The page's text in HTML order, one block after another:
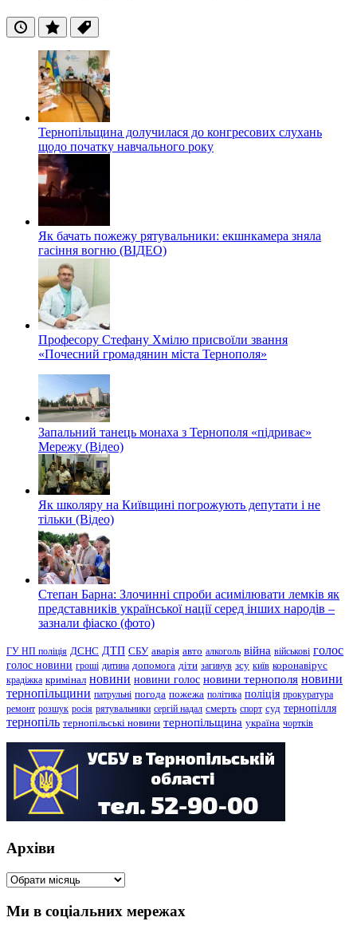
ОстанніПопулярні
Теги
Тернопільщина долучилася до конгресових слухань
щодо початку навчального року
Як бачать пожежу рятувальники: екшнкамера зняла
гасіння вогню (ВІДЕО)
Професору Стефану Хмілю присвоїли звання
«Почесний громадянин міста Тернополя»
Запальний танець монаха з Тернополя «підриває»
Мережу (Відео)
Як школяру на Київщині погрожують депутати і не
тільки (Відео)
Степан Барна: Злочинні спроби асимілювати лемків як
представників української нації серед інших народів –
зазнали фіаско (фото)
ГУ НП поліція ДСНС ДТП СБУ аварія авто алкоголь війна військові голос
голос новини гроші дитина допомога діти загинув зсу київ коронавірус
крадіжка кримінал новини новини голос новини тернополя новини
тернопільщини патрульні погода пожежа політика поліція прокуратура
ремонт розшук росія рятувальники сергій надал смерть спорт суд тернопілля
тернопіль тернопільські новини тернопільщина україна чортків
Архіви
Архіви
Ми в соціальних мережах